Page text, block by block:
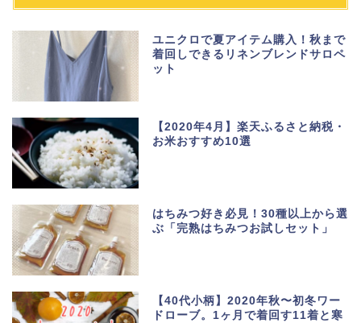
ユニクロで夏アイテム購入！秋まで
着回しできるリネンブレンドサロペ
ット
【2020年4月】楽天ふるさと納税・
お米おすすめ10選
はちみつ好き必見！30種以上から選
ぶ「完熟はちみつお試しセット」
【40代小柄】2020年秋〜初冬ワー
ドローブ。1ヶ月で着回す11着と寒